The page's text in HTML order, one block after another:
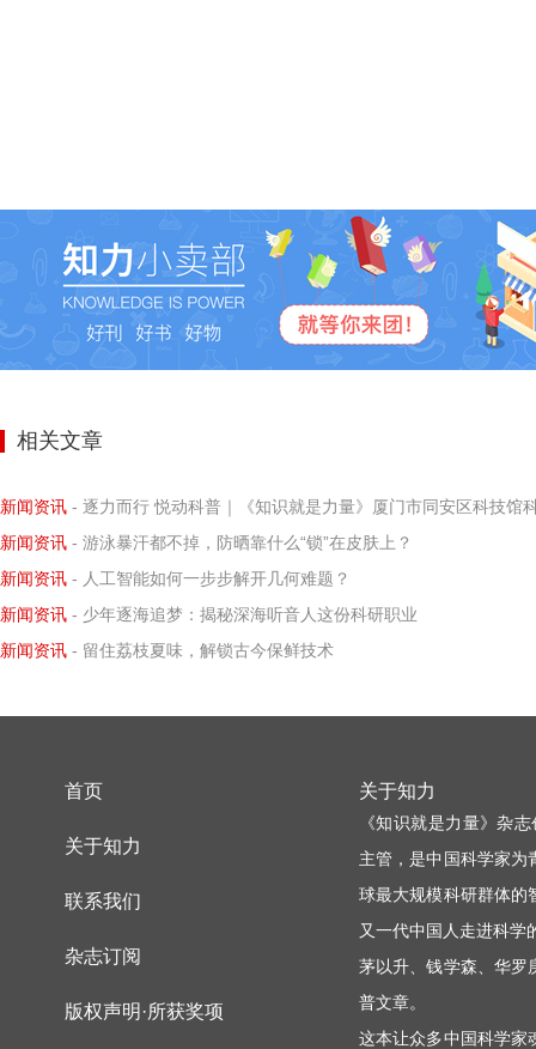
相关文章
新闻资讯 - 逐力而行 悦动科普｜《知识就是力量》厦门市同安区科技馆科学小记者探寻阿基米德力学
新闻资讯 - 游泳暴汗都不掉，防晒靠什么“锁”在皮肤上？
新闻资讯 - 人工智能如何一步步解开几何难题？
新闻资讯 - 少年逐海追梦：揭秘深海听音人这份科研职业
新闻资讯 - 留住荔枝夏味，解锁古今保鲜技术
首页
关于知力
联系我们
杂志订阅
版权声明·所获奖项
关于知力
《知识就是力量》杂
主管，是中国科学家为
球最大规模科研群体的
又一代中国人走进科学
茅以升、钱学森、华罗
普文章。
这本让众多中国科学家